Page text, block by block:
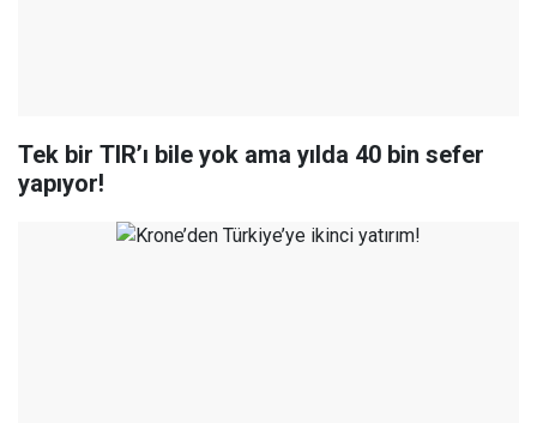
Tek bir TIR’ı bile yok ama yılda 40 bin sefer
yapıyor!